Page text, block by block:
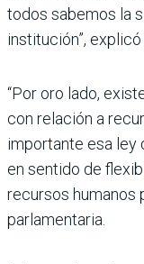
todos sabe­mos la
institución”, explicó
“Por oro lado,
con relación a
importante esa ley
en sentido de
recursos humanos
parlamentaria.